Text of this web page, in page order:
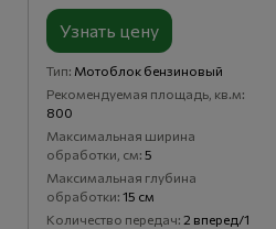
Узнать цену
Тип Мотоблок бензиновый
Рекомендуемая площадь, кв.м
800
Максимальная ширина
обработки, см 5
Максимальная глубина
обработки 15 см
Количество передач 2 вперед/1